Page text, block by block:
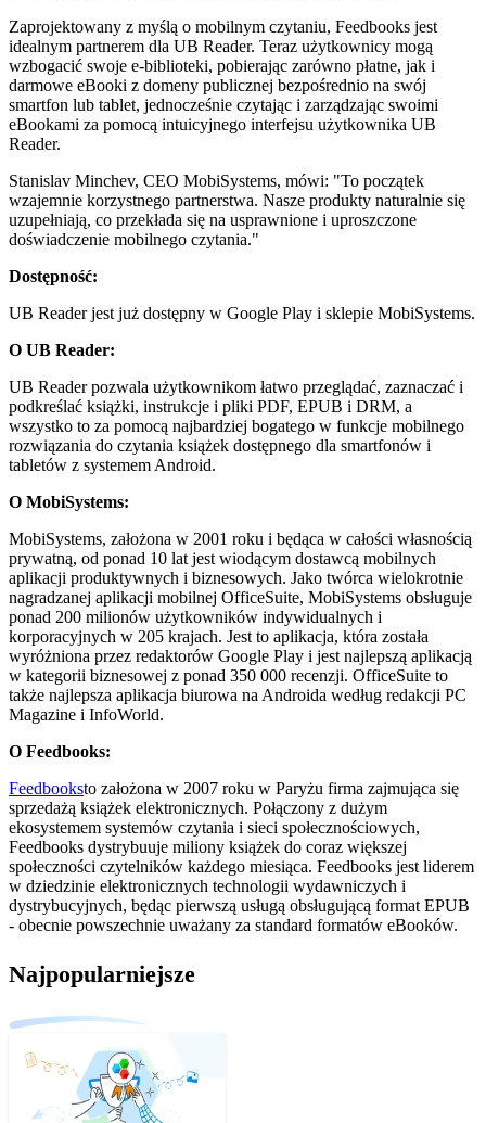
Zaprojektowany z myślą o mobilnym czytaniu, Feedbooks jest
idealnym partnerem dla UB Reader. Teraz użytkownicy mogą
wzbogacić swoje e-biblioteki, pobierając zarówno płatne, jak i
darmowe eBooki z domeny publicznej bezpośrednio na swój
smartfon lub tablet, jednocześnie czytając i zarządzając swoimi
eBookami za pomocą intuicyjnego interfejsu użytkownika UB
Reader.
Stanislav Minchev, CEO MobiSystems, mówi: "To początek
wzajemnie korzystnego partnerstwa. Nasze produkty naturalnie się
uzupełniają, co przekłada się na usprawnione i uproszczone
doświadczenie mobilnego czytania."
Dostępność:
UB Reader jest już dostępny w Google Play i sklepie MobiSystems.
O UB Reader:
UB Reader pozwala użytkownikom łatwo przeglądać, zaznaczać i
podkreślać książki, instrukcje i pliki PDF, EPUB i DRM, a
wszystko to za pomocą najbardziej bogatego w funkcje mobilnego
rozwiązania do czytania książek dostępnego dla smartfonów i
tabletów z systemem Android.
O MobiSystems:
MobiSystems, założona w 2001 roku i będąca w całości własnością
prywatną, od ponad 10 lat jest wiodącym dostawcą mobilnych
aplikacji produktywnych i biznesowych. Jako twórca wielokrotnie
nagradzanej aplikacji mobilnej OfficeSuite, MobiSystems obsługuje
ponad 200 milionów użytkowników indywidualnych i
korporacyjnych w 205 krajach. Jest to aplikacja, która została
wyróżniona przez redaktorów Google Play i jest najlepszą aplikacją
w kategorii biznesowej z ponad 350 000 recenzji. OfficeSuite to
także najlepsza aplikacja biurowa na Androida według redakcji PC
Magazine i InfoWorld.
O Feedbooks:
Feedbooksto założona w 2007 roku w Paryżu firma zajmująca się
sprzedażą książek elektronicznych. Połączony z dużym
ekosystemem systemów czytania i sieci społecznościowych,
Feedbooks dystrybuuje miliony książek do coraz większej
społeczności czytelników każdego miesiąca. Feedbooks jest liderem
w dziedzinie elektronicznych technologii wydawniczych i
dystrybucyjnych, będąc pierwszą usługą obsługującą format EPUB
- obecnie powszechnie uważany za standard formatów eBooków.
Najpopularniejsze